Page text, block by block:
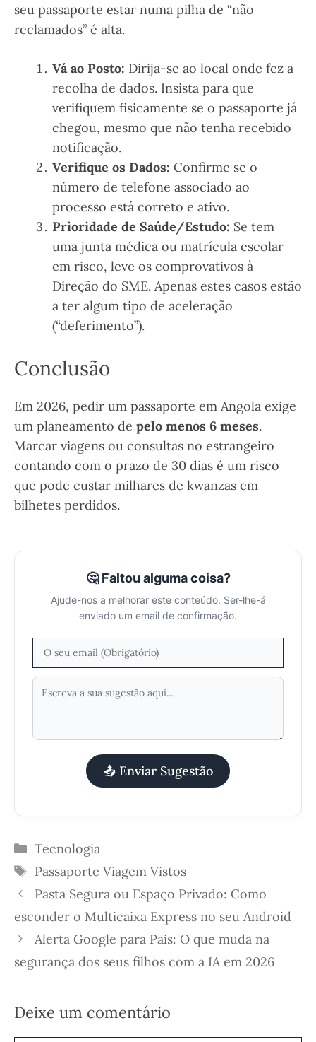
seu passaporte estar numa pilha de “não
reclamados” é alta.
Vá ao Posto: Dirija-se ao local onde fez a
recolha de dados. Insista para que
verifiquem fisicamente se o passaporte já
chegou, mesmo que não tenha recebido
notificação.
Verifique os Dados: Confirme se o
número de telefone associado ao
processo está correto e ativo.
Prioridade de Saúde/Estudo: Se tem
uma junta médica ou matrícula escolar
em risco, leve os comprovativos à
Direção do SME. Apenas estes casos estão
a ter algum tipo de aceleração
(“deferimento”).
Conclusão
Em 2026, pedir um passaporte em Angola exige
um planeamento de pelo menos 6 meses.
Marcar viagens ou consultas no estrangeiro
contando com o prazo de 30 dias é um risco
que pode custar milhares de kwanzas em
bilhetes perdidos.
🤔 Faltou alguma coisa?
Ajude-nos a melhorar este conteúdo. Ser-lhe-á
enviado um email de confirmação.
📤 Enviar Sugestão
Categorias
Tecnologia
Etiquetas
Passaporte Viagem Vistos
Pasta Segura ou Espaço Privado: Como
esconder o Multicaixa Express no seu Android
Alerta Google para Pais: O que muda na
segurança dos seus filhos com a IA em 2026
Deixe um comentário